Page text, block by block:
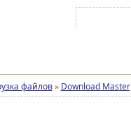
файлов » Download Master